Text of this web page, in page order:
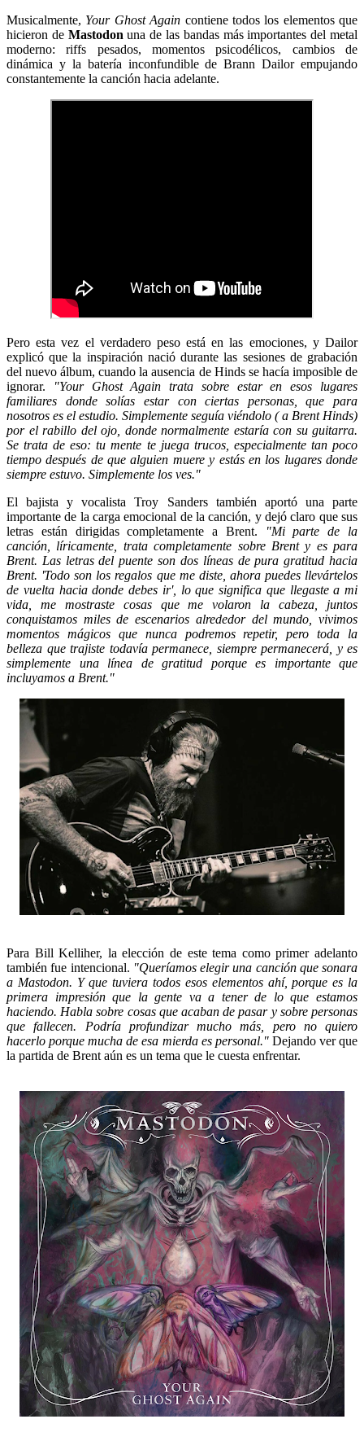
Musicalmente, Your Ghost Again contiene todos los elementos que
hicieron de Mastodonuna de las bandas más importantes del metal
moderno: riffs pesados, momentos psicodélicos, cambios de
dinámica y la batería inconfundible de Brann Dailor empujando
constantemente la canción hacia adelante.
Pero esta vez el verdadero peso está en las emociones, y Dailor
explicó que la inspiración nació durante las sesiones de grabación
del nuevo álbum, cuando la ausencia de Hinds se hacía imposible de
ignorar.
"Your Ghost Again trata sobre estar en esos lugares
familiares donde solías estar con ciertas personas, que para
nosotros es el estudio. Simplemente seguía viéndolo ( a Brent Hinds)
por el rabillo del ojo, donde normalmente estaría con su guitarra.
Se trata de eso: tu mente te juega trucos, especialmente tan poco
tiempo después de que alguien muere y estás en los lugares donde
siempre estuvo. Simplemente los ves."
El bajista y vocalista Troy Sanders también aportó una parte
importante de la carga emocional de la canción, y dejó claro que sus
letras están dirigidas completamente a Brent.
"Mi parte de la
canción, líricamente, trata completamente sobre Brent y es para
Brent. Las letras del puente son dos líneas de pura gratitud hacia
Brent. 'Todo son los regalos que me diste, ahora puedes llevártelos
de vuelta hacia donde debes ir', lo que significa que llegaste a mi
vida, me mostraste cosas que me volaron la cabeza, juntos
conquistamos miles de escenarios alrededor del mundo, vivimos
momentos mágicos que nunca podremos repetir, pero toda la
belleza que trajiste todavía permanece, siempre permanecerá, y es
simplemente una línea de gratitud porque es importante que
incluyamos a Brent."
Para Bill Kelliher, la elección de este tema como primer adelanto
también fue intencional. "Queríamos elegir una canción que sonara
a Mastodon. Y que tuviera todos esos elementos ahí, porque es la
primera impresión que la gente va a tener de lo que estamos
haciendo. Habla sobre cosas que acaban de pasar y sobre personas
que fallecen. Podría profundizar mucho más, pero no quiero
hacerlo porque mucha de esa mierda es personal."Dejando ver que
la partida de Brent aún es un tema que le cuesta enfrentar.